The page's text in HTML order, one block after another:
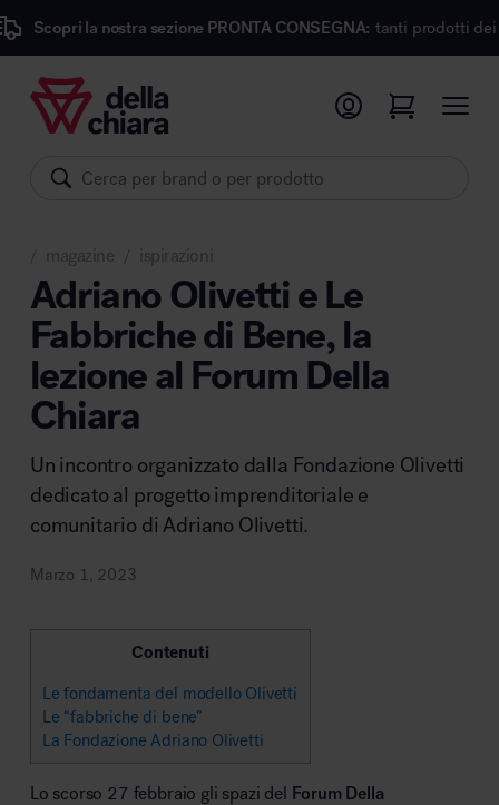
sezione PRONTA CONSEGNA: tanti prodotti dei migliori
Prodotti
Pronta Consegna
Sedute
Arredi
Pareti divisorie
Comfort acustico
Accessori
Illuminazione
Ambienti
Arredo area operativa
Area riunione e convegni
Area lounge e attesa
Brand
magazine ispirazioni
Adriano Olivetti e Le
Fabbriche di Bene, la
lezione al Forum Della
Chiara
Un incontro organizzato dalla Fondazione Olivetti
dedicato al progetto imprenditoriale e
comunitario di Adriano Olivetti.
Marzo 1, 2023
Contenuti
Le fondamenta del modello Olivetti
Le “fabbriche di bene”
La Fondazione Adriano Olivetti
Lo scorso 27 febbraio gli spazi del Forum Della